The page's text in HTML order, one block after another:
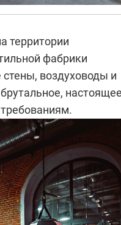
территории
фабрики
воздуховоды и